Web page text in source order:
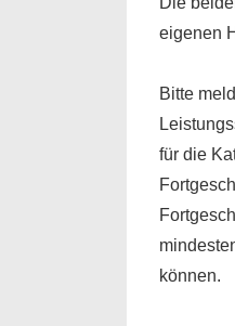
eigenen
Bitte
für die
können.